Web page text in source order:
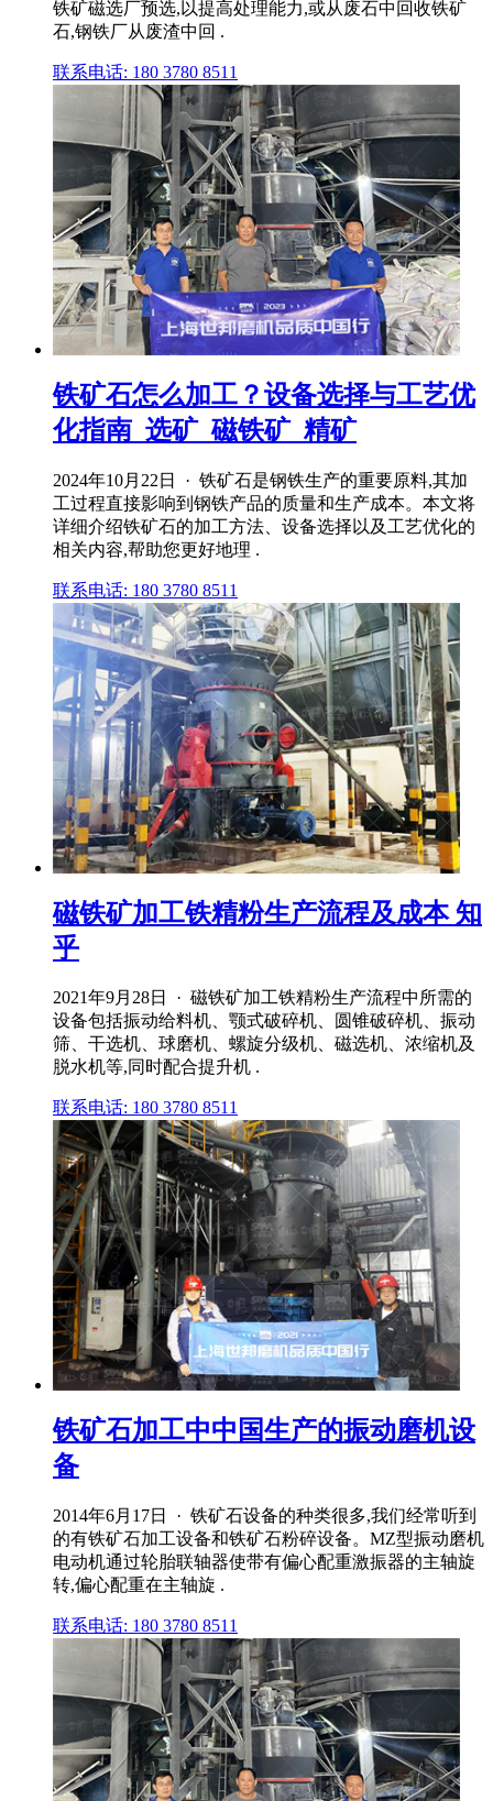
铁矿磁选厂预选,以提高处理能力,或从废石中回收铁矿
石,钢铁厂从废渣中回 .
联系电话: 180 3780 8511
铁矿石怎么加工？设备选择与工艺优
化指南_选矿_磁铁矿_精矿
2024年10月22日 · 铁矿石是钢铁生产的重要原料,其加
工过程直接影响到钢铁产品的质量和生产成本。本文将
详细介绍铁矿石的加工方法、设备选择以及工艺优化的
相关内容,帮助您更好地理 .
联系电话: 180 3780 8511
磁铁矿加工铁精粉生产流程及成本 知
乎
2021年9月28日 · 磁铁矿加工铁精粉生产流程中所需的
设备包括振动给料机、颚式破碎机、圆锥破碎机、振动
筛、干选机、球磨机、螺旋分级机、磁选机、浓缩机及
脱水机等,同时配合提升机 .
联系电话: 180 3780 8511
铁矿石加工中中国生产的振动磨机设
备
2014年6月17日 · 铁矿石设备的种类很多,我们经常听到
的有铁矿石加工设备和铁矿石粉碎设备。MZ型振动磨机
电动机通过轮胎联轴器使带有偏心配重激振器的主轴旋
转,偏心配重在主轴旋 .
联系电话: 180 3780 8511